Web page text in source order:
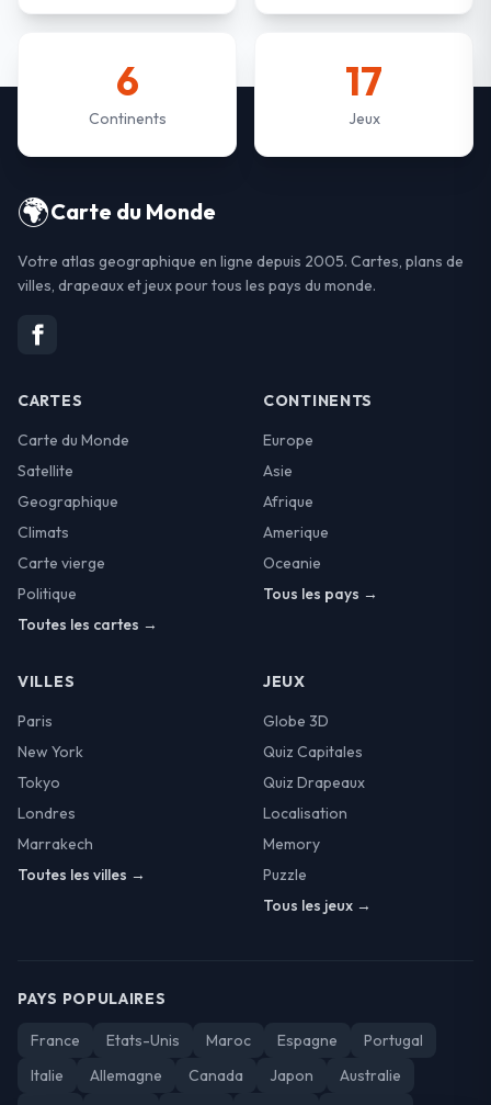
6
Continents
17
Jeux
🌍Carte du Monde
Votre atlas geographique en ligne depuis 2005. Cartes, plans de
villes, drapeaux et jeux pour tous les pays du monde.
CARTES
Carte du Monde
Satellite
Geographique
Climats
Carte vierge
Politique
Toutes les cartes →
CONTINENTS
Europe
Asie
Afrique
Amerique
Oceanie
Tous les pays →
VILLES
Paris
New York
Tokyo
Londres
Marrakech
Toutes les villes →
JEUX
Globe 3D
Quiz Capitales
Quiz Drapeaux
Localisation
Memory
Puzzle
Tous les jeux →
PAYS POPULAIRES
France Etats-Unis Maroc Espagne
Portugal
Italie
Allemagne Canada Japon
Australie